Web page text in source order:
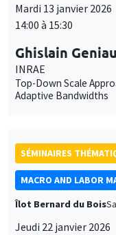
Mardi 13 janvier 2026
14:00 à 15:30
Ghislain
INRAE
Top-Down Scale
Adaptive Bandwidths
SÉMINAIRES
MACRO AND LABOR
Îlot Bernard du Bois
Jeudi 22 janvier 2026